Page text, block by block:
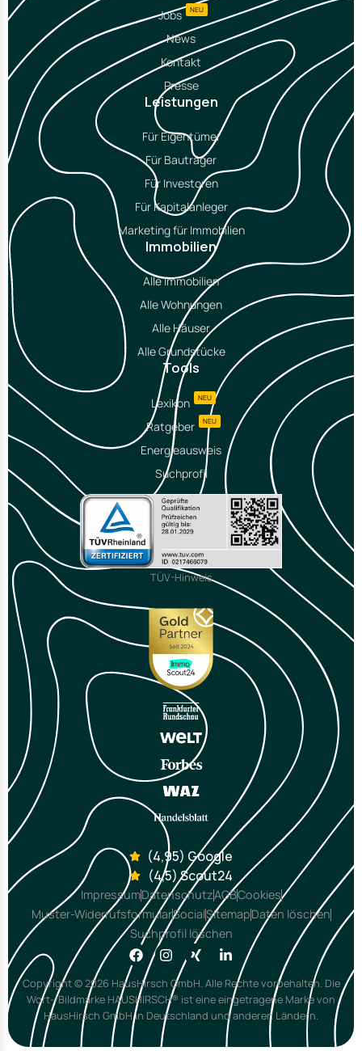
Jobs
NEU
News
Kontakt
Presse
Leistungen
Für Eigentümer
Für Bauträger
Für Investoren
Für Kapitalanleger
Marketing für Immobilien
Immobilien
Alle Immobilien
Alle Wohnungen
Alle Häuser
Alle Grundstücke
Tools
Lexikon NEU
Ratgeber NEU
Energieausweis
Suchprofil
TÜV-Hinweis
(4,95) Google
(4,5) Scout24
ImpressumDatenschutzAGBCookies
Muster-WiderrufsformularSocialSitemapDaten löschen
Suchprofil löschen
Copyright © 2026 HausHirsch GmbH. Alle Rechte vorbehalten. Die
Wort-/Bildmarke HAUSHIRSCH® ist eine eingetragene Marke von
HausHirsch GmbH in Deutschland und anderen Ländern.